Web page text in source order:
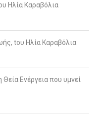
Ηλία Καραβόλια
tου Ηλία Καραβόλια
Ενέργεια που υμνεί